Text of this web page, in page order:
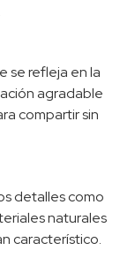
se refleja en la
agradable
compartir sin
detalles como
naturales
característico.